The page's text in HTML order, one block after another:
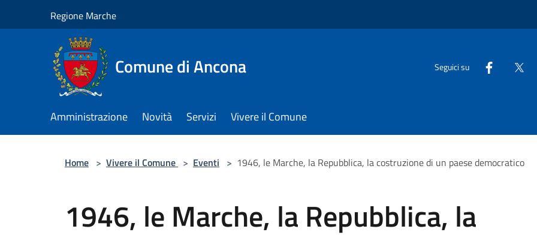
Regione Marche
Comune di Ancona Seguici su
Amministrazione Novità Servizi Vivere il Comune
Home > Vivere il Comune > Eventi > 1946, le Marche, la Repubblica, la costruzione di un paese democratico
1946, le Marche, la Repubblica, la